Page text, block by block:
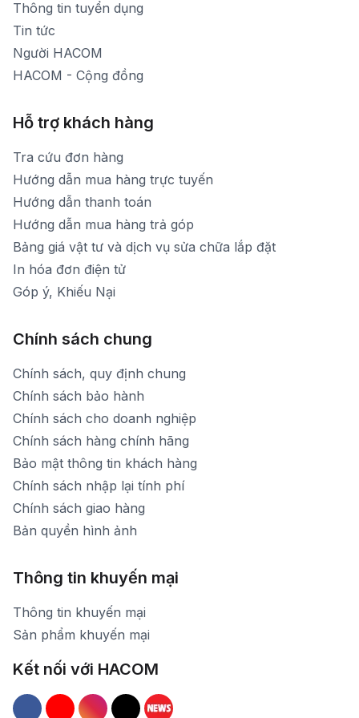
Thông tin tuyển dụng
Tin tức
Người HACOM
HACOM - Cộng đồng
Hỗ trợ khách hàng
Tra cứu đơn hàng
Hướng dẫn mua hàng trực tuyến
Hướng dẫn thanh toán
Hướng dẫn mua hàng trả góp
Bảng giá vật tư và dịch vụ sửa chữa lắp đặt
In hóa đơn điện tử
Góp ý, Khiếu Nại
Chính sách chung
Chính sách, quy định chung
Chính sách bảo hành
Chính sách cho doanh nghiệp
Chính sách hàng chính hãng
Bảo mật thông tin khách hàng
Chính sách nhập lại tính phí
Chính sách giao hàng
Bản quyền hình ảnh
Thông tin khuyến mại
Thông tin khuyến mại
Sản phẩm khuyến mại
Kết nối với HACOM